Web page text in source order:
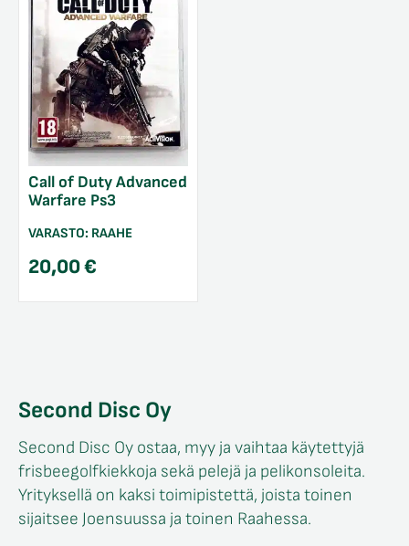
Call of Duty Advanced
Warfare Ps3
VARASTO: RAAHE
20,00€
Second Disc Oy
Second Disc Oy ostaa, myy ja vaihtaa käytettyjä
frisbeegolfkiekkoja sekä pelejä ja pelikonsoleita.
Yrityksellä on kaksi toimipistettä, joista toinen
sijaitsee Joensuussa ja toinen Raahessa.